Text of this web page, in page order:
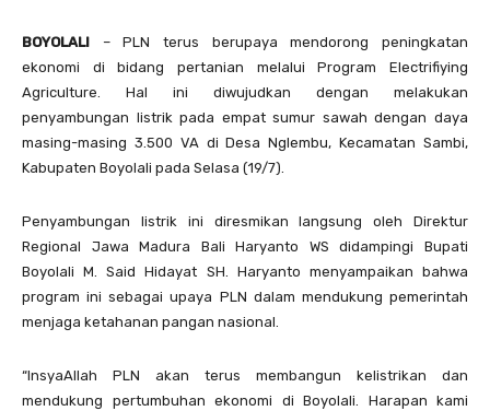
BOYOLALI – PLN terus berupaya mendorong peningkatan
ekonomi di bidang pertanian melalui Program Electrifiying
Agriculture. Hal ini diwujudkan dengan melakukan
penyambungan listrik pada empat sumur sawah dengan daya
masing-masing 3.500 VA di Desa Nglembu, Kecamatan Sambi,
Kabupaten Boyolali pada Selasa (19/7).
Penyambungan listrik ini diresmikan langsung oleh Direktur
Regional Jawa Madura Bali Haryanto WS didampingi Bupati
Boyolali M. Said Hidayat SH. Haryanto menyampaikan bahwa
program ini sebagai upaya PLN dalam mendukung pemerintah
menjaga ketahanan pangan nasional.
“InsyaAllah PLN akan terus membangun kelistrikan dan
mendukung pertumbuhan ekonomi di Boyolali. Harapan kami